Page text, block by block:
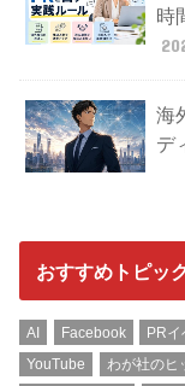
時
海
デ
おすすめトピッ
AI Facebook PRイ
YouTube
わが社のヒ